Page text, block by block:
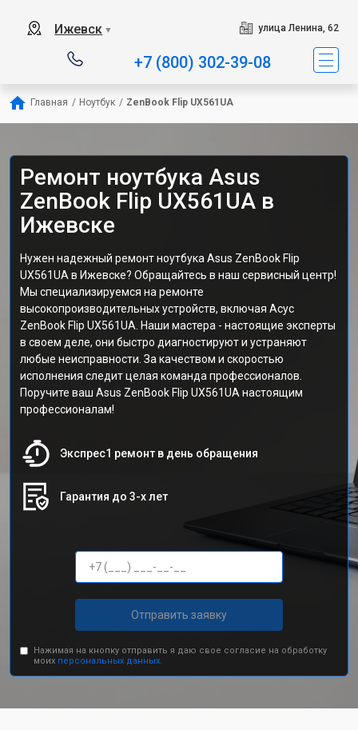
Ижевск ▼ улица Ленина, 62
+7 (800) 302-39-08
Главная / Ноутбук / ZenBook Flip UX561UA
Ремонт ноутбука Asus
ZenBook Flip UX561UA в
Ижевске
Нужен надежный ремонт ноутбука Asus ZenBook Flip
UX561UA в Ижевске? Обращайтесь в наш сервисный центр!
Мы специализируемся на ремонте
высокопроизводительных устройств, включая Асус
ZenBook Flip UX561UA. Наши мастера - настоящие эксперты
в своем деле, они быстро диагностируют и устраняют
любые неисправности. За качеством и скоростью
исполнения следит целая команда профессионалов.
Поручите ваш Asus ZenBook Flip UX561UA настоящим
профессионалам!
Экспрес1 ремонт в день обращения
Гарантия до 3-х лет
Отправить заявку
Нажимая на кнопку отправить я даю свое согласие на обработку
моих персональных данных.